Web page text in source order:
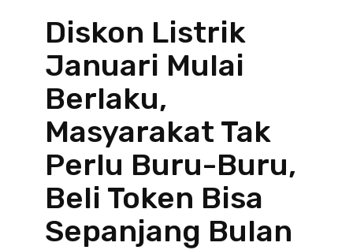
Diskon Listrik
Januari Mulai
Berlaku,
Masyarakat Tak
Perlu Buru-Buru,
Beli Token Bisa
Sepanjang Bulan